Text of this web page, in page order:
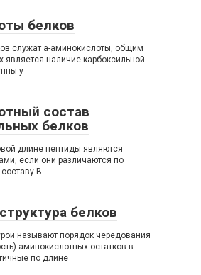
белков
служат а-аминокислоты, общим
является наличие карбоксильной
у
состав
белков
длине пептиды являются
если они различаются по
белков
называют порядок чередования
аминокислотных остатков в
по длине